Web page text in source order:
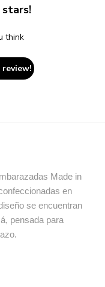
stars!
think
Made in
en
se encuentran
pensada para